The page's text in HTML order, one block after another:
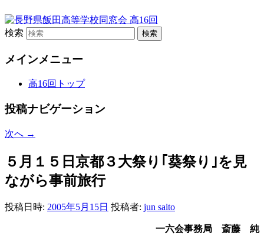
検索
メインメニュー
高16回トップ
投稿ナビゲーション
次へ →
５月１５日京都３大祭り｢葵祭り｣を見
ながら事前旅行
投稿日時: 2005年5月15日 投稿者: jun saito
一六会事務局 斎藤 純